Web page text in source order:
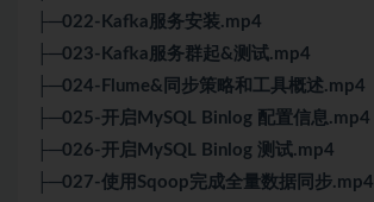
├─022-Kafka服务安装.mp4
├─023-Kafka服务群起&测试.mp4
├─024-Flume&同步策略和工具概述.mp4
├─025-开启MySQL Binlog 配置信息.mp4
├─026-开启MySQL Binlog 测试.mp4
├─027-使用Sqoop完成全量数据同步.mp4